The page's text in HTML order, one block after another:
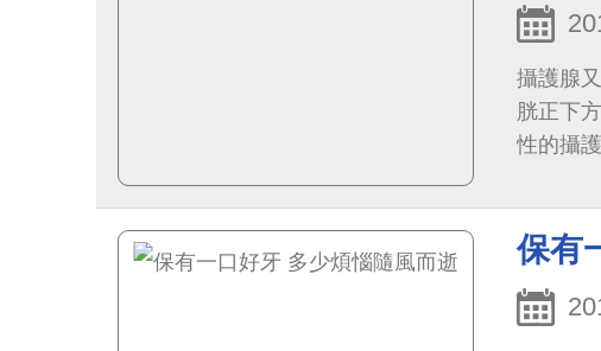
攝護腺
胱正下
性的攝
量20%
保有